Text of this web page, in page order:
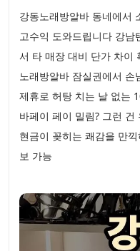
강동노래방알바 동네에서
고수익 도와드립니다 강남
서 타 매장 대비 단가 차이
노래방알바 잠실권에서
제휴로 허탕 치는 날 없는
바페이 페이 밀림? 그런
현금이 꽂히는 쾌감을 만
보 가능